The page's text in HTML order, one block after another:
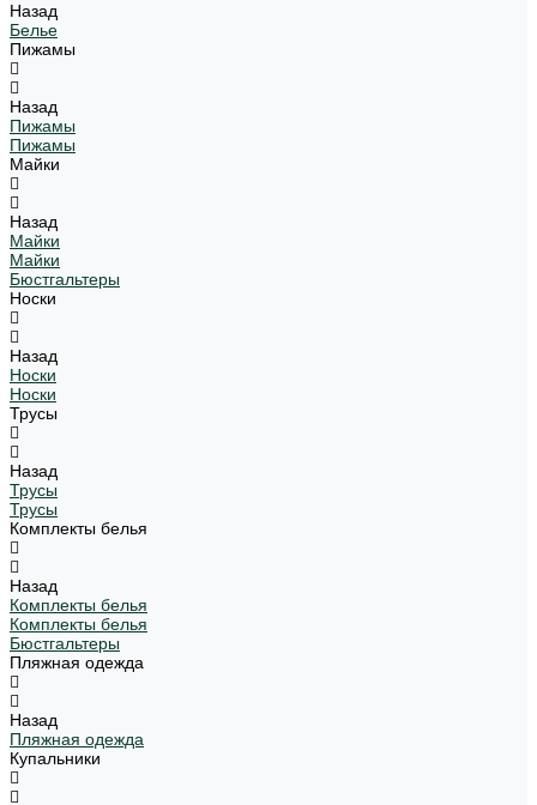
Назад
Белье
Пижамы
Назад
Пижамы
Пижамы
Майки
Назад
Майки
Майки
Бюстгальтеры
Носки
Назад
Носки
Носки
Трусы
Назад
Трусы
Трусы
Комплекты белья
Назад
Комплекты белья
Комплекты белья
Бюстгальтеры
Пляжная одежда
Назад
Пляжная одежда
Купальники